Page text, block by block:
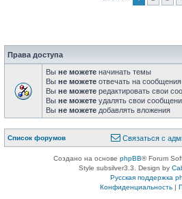
Права доступа
Вы не можете начинать темы
Вы не можете отвечать на сообщения
Вы не можете редактировать свои
Вы не можете удалять свои
Вы не можете добавлять вложения
Список форумов Связаться с
Создано на основе phpBB® Forum
Style subsilver3.3. Design by
Русская поддержка
Конфиденциальность|